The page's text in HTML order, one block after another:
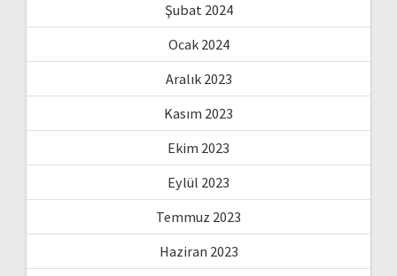
Şubat 2024
Ocak 2024
Aralık 2023
Kasım 2023
Ekim 2023
Eylül 2023
Temmuz 2023
Haziran 2023